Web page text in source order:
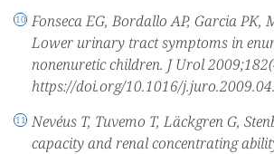
Fonseca EG, Bordallo AP, Garcia PK,
Lower urinary tract symptoms in
nonenuretic children. J Urol
https://doi.org/10.1016/
Nevéus T, Tuvemo T, Läckgren G,
capacity and renal concentrating